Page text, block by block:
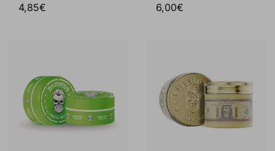
4,85€ 6,00€